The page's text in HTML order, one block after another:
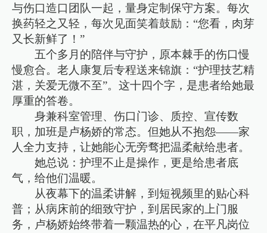
与伤口造口团队一起，量身定制保守方案。每次
换药轻之又轻，每次见面笑着鼓励：“您看，肉芽
又长新鲜了！”
五个多月的陪伴与守护，原本棘手的伤口慢
慢愈合。老人康复后专程送来锦旗：“护理技艺精
湛，关爱无微不至”。这十四个字，是患者给她最
厚重的答卷。
身兼科室管理、伤口门诊、质控、宣传数
职，加班是卢杨娇的常态。但她从不抱怨——家
人全力支持，让她能心无旁骛把温柔献给患者。
她总说：护理不止是操作，更是给患者底
气，给他们温暖。
从夜幕下的温柔讲解，到短视频里的贴心科
普；从病床前的细致守护，到居民家的上门服
务，卢杨娇始终带着一颗温热的心，在平凡岗位